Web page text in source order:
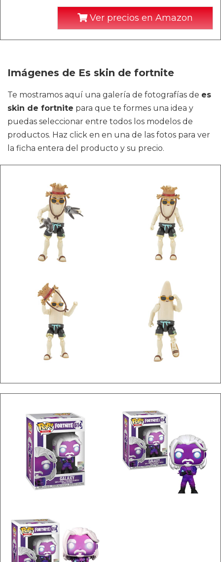
Ver precios en Amazon
Imágenes de Es skin de fortnite
Te mostramos aquí una galería de fotografías de es
skin de fortnite para que te formes una idea y
puedas seleccionar entre todos los modelos de
productos. Haz click en en una de las fotos para ver
la ficha entera del producto y su precio.